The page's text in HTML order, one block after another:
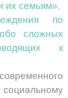
их семьям».
по
сложных
к